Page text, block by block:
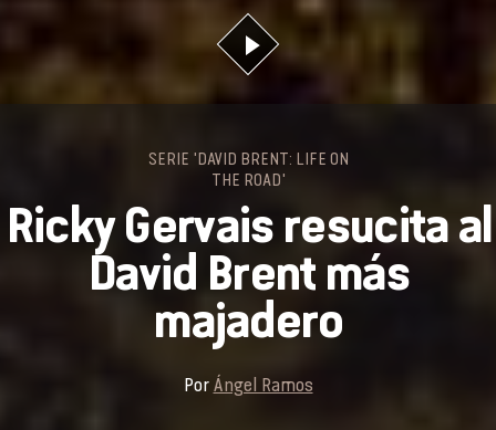
SERIE 'DAVID BRENT: LIFE ON
THE ROAD'
Ricky Gervais resucita al
David Brent más
majadero
PorÁngel Ramos